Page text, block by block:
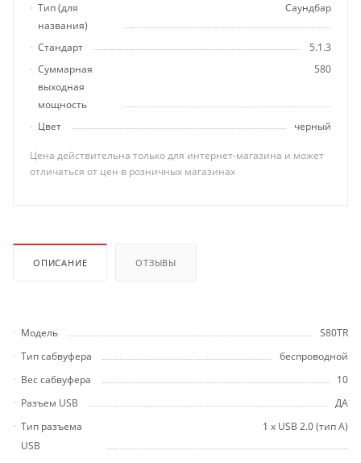
Тип (для
названия)
Саундбар
Стандарт
5.1.3
Суммарная
выходная
мощность
580
Цвет черный
Цена действительна только для интернет-магазина и может
отличаться от цен в розничных магазинах
ОПИСАНИЕ ОТЗЫВЫ
Модель
S80TR
Тип сабвуфера
беспроводной
Вес сабвуфера
10
Разъем USB
ДА
Тип разъема
USB
1 х USB 2.0 (тип A)